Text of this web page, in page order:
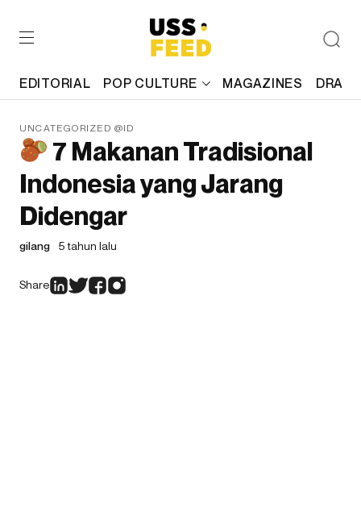
EDITORIAL POP CULTURE MAGAZINES
UNCATEGORIZED @ID
7 Makanan Tradisional
Indonesia yang Jarang
Didengar
gilang 5 tahun lalu
Share